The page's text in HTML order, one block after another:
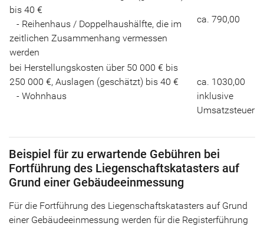
bis 40 €
- Reihenhaus / Doppelhaushälfte, die im
zeitlichen Zusammenhang vermessen
werden
ca. 790,00
bei Herstellungskosten über 50 000 € bis
250 000 €, Auslagen (geschätzt) bis 40 €
- Wohnhaus
ca. 1030,00
inklusive
Umsatzsteuer
Beispiel für zu erwartende Gebühren bei
Fortführung des Liegenschaftskatasters auf
Grund einer Gebäudeeinmessung
Für die Fortführung des Liegenschaftskatasters auf Grund
einer Gebäudeeinmessung werden für die Registerführung